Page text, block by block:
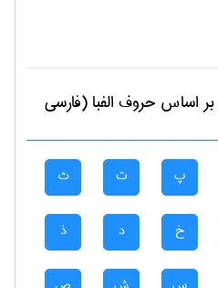
بر اساس حروف الفبا (فارسی
پ ت ث
خ د ذ